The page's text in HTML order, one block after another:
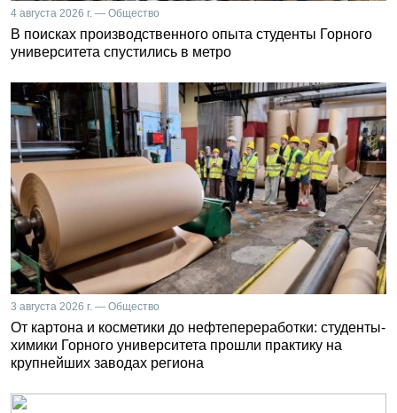
4 августа 2026 г. — Общество
В поисках производственного опыта студенты Горного
университета спустились в метро
3 августа 2026 г. — Общество
От картона и косметики до нефтепереработки: студенты-
химики Горного университета прошли практику на
крупнейших заводах региона